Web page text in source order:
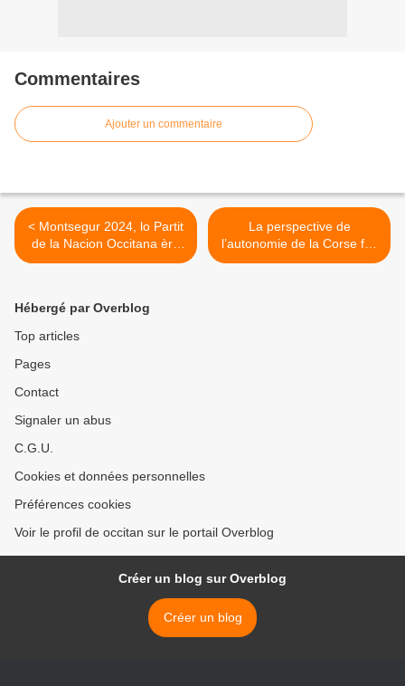
Commentaires
Ajouter un commentaire
< Montsegur 2024, lo Partit
de la Nacion Occitana èra
present
La perspective de
l’autonomie de la Corse fait
tache d’huile >
Hébergé par Overblog
Top articles
Pages
Contact
Signaler un abus
C.G.U.
Cookies et données personnelles
Préférences cookies
Voir le profil de occitan sur le portail Overblog
Créer un blog sur Overblog
Créer un blog